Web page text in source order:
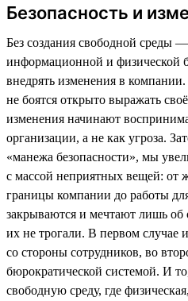
Безопасность и
Без создания свободной среды
информационной и физической
внедрять изменения в компании.
не боятся открыто выражать
изменения начинают
организации, а не как угроза.
«манежа безопасности», мы
с массой неприятных вещей: от
границы компании до работы
закрываются и мечтают лишь
их не трогали. В первом случае
со стороны сотрудников, во
бюрократической системой. И
свободную среду, где